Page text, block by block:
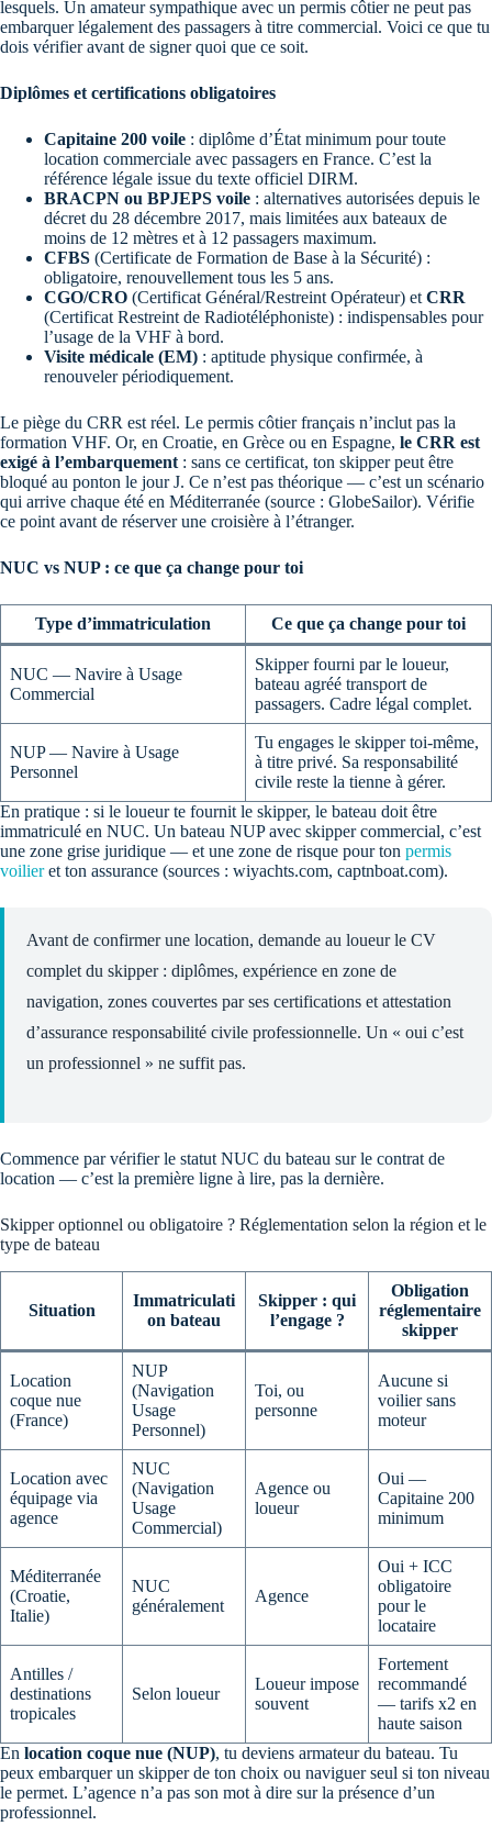
lesquels. Un amateur sympathique avec un permis côtier ne peut pas
embarquer légalement des passagers à titre commercial. Voici ce que tu
dois vérifier avant de signer quoi que ce soit.
Diplômes et certifications obligatoires
Capitaine 200 voile : diplôme d’État minimum pour toute
location commerciale avec passagers en France. C’est la
référence légale issue du texte officiel DIRM.
BRACPN ou BPJEPS voile : alternatives autorisées depuis le
décret du 28 décembre 2017, mais limitées aux bateaux de
moins de 12 mètres et à 12 passagers maximum.
CFBS (Certificate de Formation de Base à la Sécurité) :
obligatoire, renouvellement tous les 5 ans.
CGO/CRO (Certificat Général/Restreint Opérateur) et CRR
(Certificat Restreint de Radiotéléphoniste) : indispensables pour
l’usage de la VHF à bord.
Visite médicale (EM) : aptitude physique confirmée, à
renouveler périodiquement.
Le piège du CRR est réel. Le permis côtier français n’inclut pas la
formation VHF. Or, en Croatie, en Grèce ou en Espagne, le CRR est
exigé à l’embarquement : sans ce certificat, ton skipper peut être
bloqué au ponton le jour J. Ce n’est pas théorique — c’est un scénario
qui arrive chaque été en Méditerranée (source : GlobeSailor). Vérifie
ce point avant de réserver une croisière à l’étranger.
NUC vs NUP : ce que ça change pour toi
Type d’immatriculation Ce que ça change pour toi
NUC — Navire à Usage
Commercial
Skipper fourni par le loueur,
bateau agréé transport de
passagers. Cadre légal complet.
NUP — Navire à Usage
Personnel
Tu engages le skipper toi-même,
à titre privé. Sa responsabilité
civile reste la tienne à gérer.
En pratique : si le loueur te fournit le skipper, le bateau doit être
immatriculé en NUC. Un bateau NUP avec skipper commercial, c’est
une zone grise juridique — et une zone de risque pour ton permis
voilieret ton assurance (sources : wiyachts.com, captnboat.com).
Avant de confirmer une location, demande au loueur le CV
complet du skipper : diplômes, expérience en zone de
navigation, zones couvertes par ses certifications et attestation
d’assurance responsabilité civile professionnelle. Un « oui c’est
un professionnel » ne suffit pas.
Commence par vérifier le statut NUC du bateau sur le contrat de
location — c’est la première ligne à lire, pas la dernière.
Skipper optionnel ou obligatoire ? Réglementation selon la région et le
type de bateau
Situation
Immatriculati
on bateau
Skipper : qui
l’engage ?
Obligation
réglementaire
skipper
Location
coque nue
(France)
NUP
(Navigation
Usage
Personnel)
Toi, ou
personne
Aucune si
voilier sans
moteur
Location avec
équipage via
agence
NUC
(Navigation
Usage
Commercial)
Agence ou
loueur
Oui —
Capitaine 200
minimum
Méditerranée
(Croatie,
Italie)
NUC
généralement
Agence
Oui + ICC
obligatoire
pour le
locataire
Antilles /
destinations
tropicales
Selon loueur
Loueur impose
souvent
Fortement
recommandé
— tarifs x2 en
haute saison
En location coque nue (NUP), tu deviens armateur du bateau. Tu
peux embarquer un skipper de ton choix ou naviguer seul si ton niveau
le permet. L’agence n’a pas son mot à dire sur la présence d’un
professionnel.